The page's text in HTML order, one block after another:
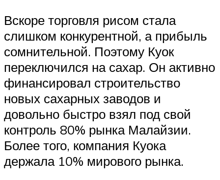
Вскоре торговля рисом стала
слишком конкурентной, а прибыль
сомнительной. Поэтому Куок
переключился на сахар. Он активно
финансировал строительство
новых сахарных заводов и
довольно быстро взял под свой
контроль 80% рынка Малайзии.
Более того, компания Куока
держала 10% мирового рынка.